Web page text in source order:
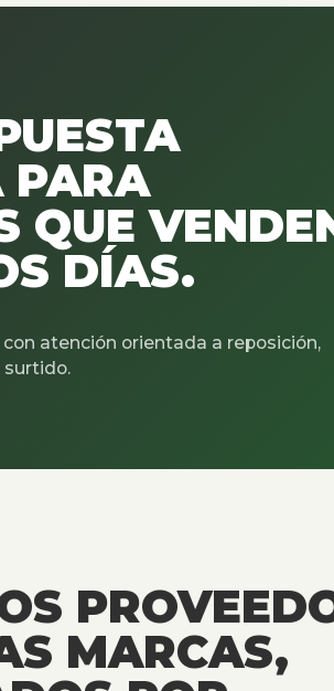
PARA
QUE
DÍAS.
atención orientada a reposición,
surtido.
MARCAS,